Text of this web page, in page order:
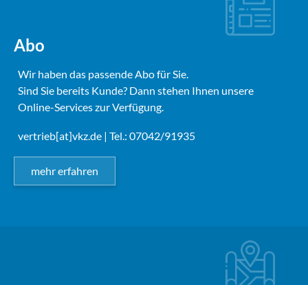
Abo
Wir haben das passende Abo für Sie.
Sind Sie bereits Kunde? Dann stehen Ihnen unsere
Online-Services zur Verfügung.
vertrieb[at]vkz.de | Tel.: 07042/91935
mehr erfahren